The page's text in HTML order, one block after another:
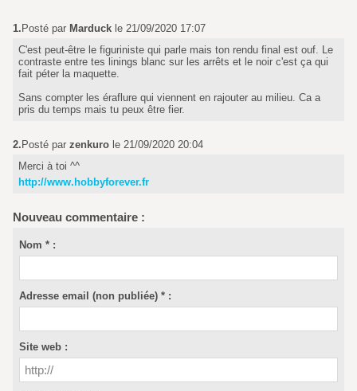
1. Posté par Marduck le 21/09/2020 17:07
C'est peut-être le figuriniste qui parle mais ton rendu final est ouf. Le
contraste entre tes linings blanc sur les arrêts et le noir c'est ça qui
fait péter la maquette.
Sans compter les éraflure qui viennent en rajouter au milieu. Ca a
pris du temps mais tu peux être fier.
2. Posté par zenkuro le 21/09/2020 20:04
Merci à toi ^^
http://www.hobbyforever.fr
Nouveau commentaire :
Nom * :
Adresse email (non publiée) * :
Site web :